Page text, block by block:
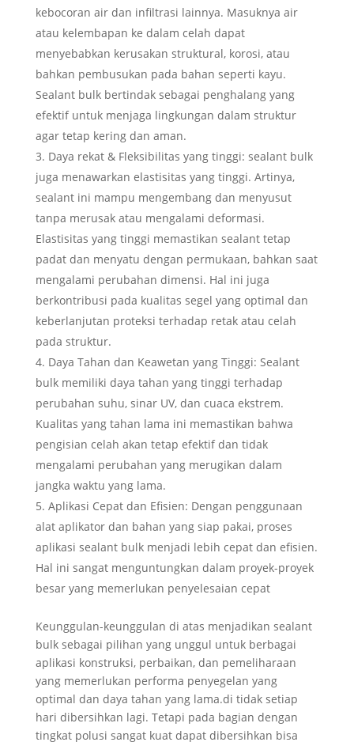
kebocoran air dan infiltrasi lainnya. Masuknya air
atau kelembapan ke dalam celah dapat
menyebabkan kerusakan struktural, korosi, atau
bahkan pembusukan pada bahan seperti kayu.
Sealant bulk bertindak sebagai penghalang yang
efektif untuk menjaga lingkungan dalam struktur
agar tetap kering dan aman.
Daya rekat & Fleksibilitas yang tinggi: sealant bulk
juga menawarkan elastisitas yang tinggi. Artinya,
sealant ini mampu mengembang dan menyusut
tanpa merusak atau mengalami deformasi.
Elastisitas yang tinggi memastikan sealant tetap
padat dan menyatu dengan permukaan, bahkan saat
mengalami perubahan dimensi. Hal ini juga
berkontribusi pada kualitas segel yang optimal dan
keberlanjutan proteksi terhadap retak atau celah
pada struktur.
Daya Tahan dan Keawetan yang Tinggi: Sealant
bulk memiliki daya tahan yang tinggi terhadap
perubahan suhu, sinar UV, dan cuaca ekstrem.
Kualitas yang tahan lama ini memastikan bahwa
pengisian celah akan tetap efektif dan tidak
mengalami perubahan yang merugikan dalam
jangka waktu yang lama.
Aplikasi Cepat dan Efisien: Dengan penggunaan
alat aplikator dan bahan yang siap pakai, proses
aplikasi sealant bulk menjadi lebih cepat dan efisien.
Hal ini sangat menguntungkan dalam proyek-proyek
besar yang memerlukan penyelesaian cepat
Keunggulan-keunggulan di atas menjadikan sealant
bulk sebagai pilihan yang unggul untuk berbagai
aplikasi konstruksi, perbaikan, dan pemeliharaan
yang memerlukan performa penyegelan yang
optimal dan daya tahan yang lama.di tidak setiap
hari dibersihkan lagi. Tetapi pada bagian dengan
tingkat polusi sangat kuat dapat dibersihkan bisa